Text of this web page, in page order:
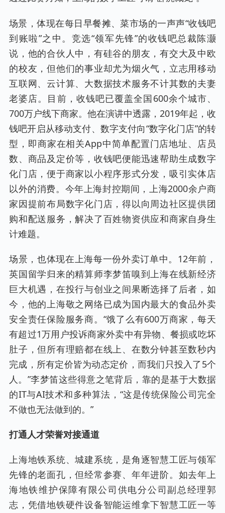
场景，体现在每日早餐摊、菜市场的一声声“收钱吧
到账啦”之中。竞选“领军先锋”的收钱吧总裁陈灏
说，他的合伙人中，有硅谷的朋友，有交大及中欧
的校友，但他们的事业却尤为烟火气，立志用移动
互联网、云计算、大数据技术服务不计其数的夫妻
老婆店。目前，收钱吧已覆盖全国600余个城市、
700万户线下商家。他在演讲中透露，2019年起，收
钱吧开启从移动支付、数字支付向“数字化门店”的转
型，即商家在相关App中简单配置门店地址、店员
数、商品及定价等，收钱吧便能迅速帮助生成数字
化门店，便于商家以小程序形式分发，吸引实体店
以外的消费。今年上海封控期间，上海2000余户商
家因提前布局数字化门店，得以向周边社区提供团
购和配送服务，解决了百姓物资供应和商家自身生
计难题。
场景，也体现在上海每一份外卖订单中。12年前，
英国留学归来的精算师李梦笛嗅到上海在线新经济
巨大机遇，在投行与创业之间果断选择了后者，如
今，他的上海敬之网络已成为国内最大的食品外卖
安全责任保险服务商。“饿了么有600万商家，每天
有超过1万用户投诉商家外卖中有异物、餐损或吃坏
肚子，但所有理赔都在线上、在数分钟甚至数秒内
完成，所有定价皆为动态定价，而我们只投入了5个
人。”李梦笛这些得意之笔背后，靠的是基于大数据
的IT与AI技术和多种算法，“这是传统保险公司完全
不做也无法做到的。”
打通人才荣誉对接通道
上海地铁系统、城建系统，是角逐智慧工匠与领军
先锋的老面孔，但经常参赛、年年进阶。如去年上
海地铁维护保障有限公司供电分公司副总经理郭
志，凭借地铁硬件设备智能运维拿下智慧工匠一等